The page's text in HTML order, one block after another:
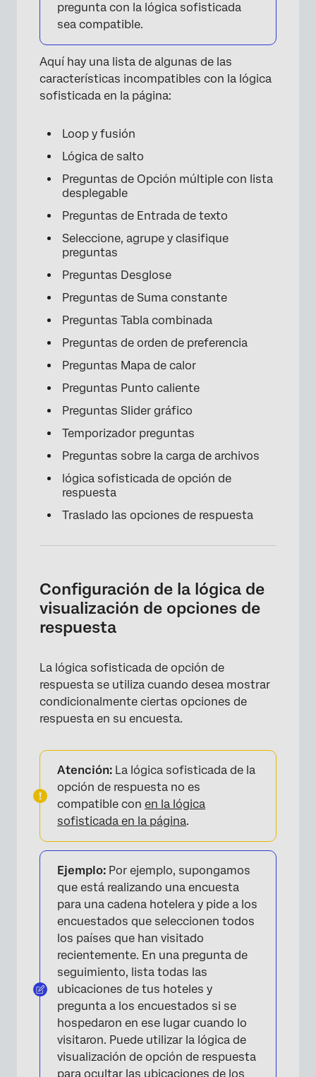
pregunta con la lógica sofisticada
sea compatible.
Aquí hay una lista de algunas de las
características incompatibles con la lógica
sofisticada en la página:
Loop y fusión
Lógica de salto
Preguntas de Opción múltiple con lista
desplegable
Preguntas de Entrada de texto
Seleccione, agrupe y clasifique
preguntas
Preguntas Desglose
Preguntas de Suma constante
Preguntas Tabla combinada
Preguntas de orden de preferencia
Preguntas Mapa de calor
Preguntas Punto caliente
Preguntas Slider gráfico
Temporizador preguntas
Preguntas sobre la carga de archivos
lógica sofisticada de opción de
respuesta
Traslado las opciones de respuesta
Configuración de la lógica de
visualización de opciones de
respuesta
La lógica sofisticada de opción de
respuesta se utiliza cuando desea mostrar
condicionalmente ciertas opciones de
respuesta en su encuesta.
Atención: La lógica sofisticada de la
opción de respuesta no es
compatible con en la lógica
sofisticada en la página.
Ejemplo: Por ejemplo, supongamos
que está realizando una encuesta
para una cadena hotelera y pide a los
encuestados que seleccionen todos
los países que han visitado
recientemente. En una pregunta de
seguimiento, lista todas las
ubicaciones de tus hoteles y
pregunta a los encuestados si se
hospedaron en ese lugar cuando lo
visitaron. Puede utilizar la lógica de
visualización de opción de respuesta
para ocultar las ubicaciones de los